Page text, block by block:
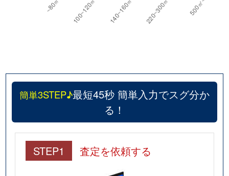
簡単3STEP♪最短45秒 簡単入力でスグ分か
る！
STEP1 査定を依頼する